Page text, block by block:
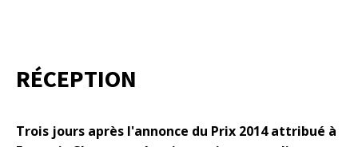
RÉCEPTION
Trois jours après l'annonce du Prix 2014 attribué à